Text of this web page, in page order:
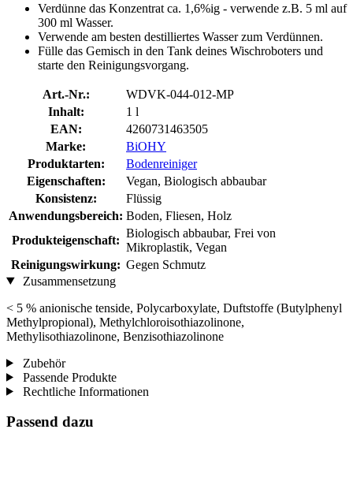
Verdünne das Konzentrat ca. 1,6%ig - verwende z.B. 5 ml auf
300 ml Wasser.
Verwende am besten destilliertes Wasser zum Verdünnen.
Fülle das Gemisch in den Tank deines Wischroboters und
starte den Reinigungsvorgang.
Art.-Nr.:
WDVK-044-012-MP
Inhalt:
1 l
EAN:
4260731463505
Marke:
BiOHY
Produktarten:
Bodenreiniger
Eigenschaften:
Vegan, Biologisch abbaubar
Konsistenz:
Flüssig
Anwendungsbereich: Boden, Fliesen, Holz
Produkteigenschaft:
Biologisch abbaubar, Frei von
Mikroplastik, Vegan
Reinigungswirkung: Gegen Schmutz
Zusammensetzung
< 5 % anionische tenside, Polycarboxylate, Duftstoffe (Butylphenyl
Methylpropional), Methylchloroisothiazolinone,
Methylisothiazolinone, Benzisothiazolinone
Zubehör
Passende Produkte
Rechtliche Informationen
Passend dazu